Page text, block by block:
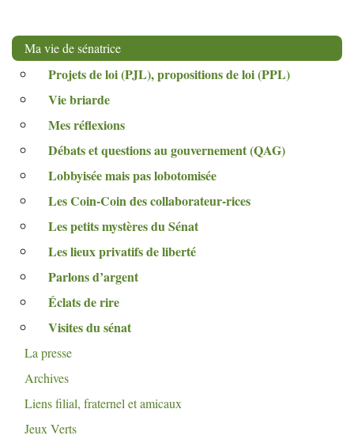
Ma vie de sénatrice
Projets de loi (PJL), propositions de loi (PPL)
Vie briarde
Mes réflexions
Débats et questions au gouvernement (QAG)
Lobbyisée mais pas lobotomisée
Les Coin-Coin des collaborateur-rices
Les petits mystères du Sénat
Les lieux privatifs de liberté
Parlons d’argent
Éclats de rire
Visites du sénat
La presse
Archives
Liens filial, fraternel et amicaux
Jeux Verts